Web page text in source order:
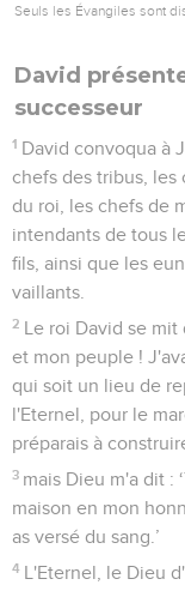
Seuls les Évangiles sont
David
successeur
1 David convoqua à
chefs des tribus, les
du roi, les chefs de
intendants de tous
fils, ainsi que les
vaillants.
2 Le roi David se
et mon peuple !
qui soit un lieu de
l'Eternel, pour le
préparais à
3 mais Dieu m'a dit :
maison en mon
as versé du sang.’
4 L'Eternel, le Dieu